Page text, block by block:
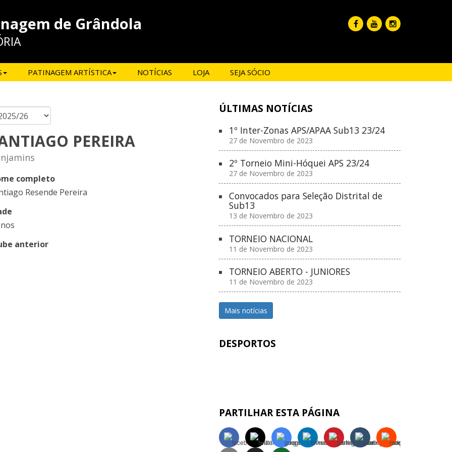
de Grândola
PATINAGEM ARTÍSTICA NOTÍCIAS LOJA SEJA SÓCIO
PEREIRA
completo
Resende Pereira
anterior
ÚLTIMAS NOTÍCIAS
1º Inter-Zonas APS/APAA Sub13 23/24
27 de Novembro de 2023
2º Torneio Mini-Hóquei APS 23/24
27 de Novembro de 2023
Convocados para Seleção Distrital de
Sub13
13 de Novembro de 2023
TORNEIO NACIONAL
11 de Novembro de 2023
TORNEIO ABERTO - JUNIORES
11 de Novembro de 2023
Mais notícias
DESPORTOS
PARTILHAR ESTA PÁGINA